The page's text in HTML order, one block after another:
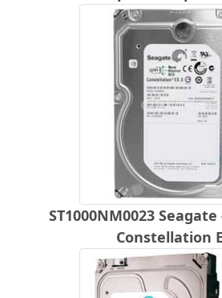
ST1000NM0023 Seagate
Constellation